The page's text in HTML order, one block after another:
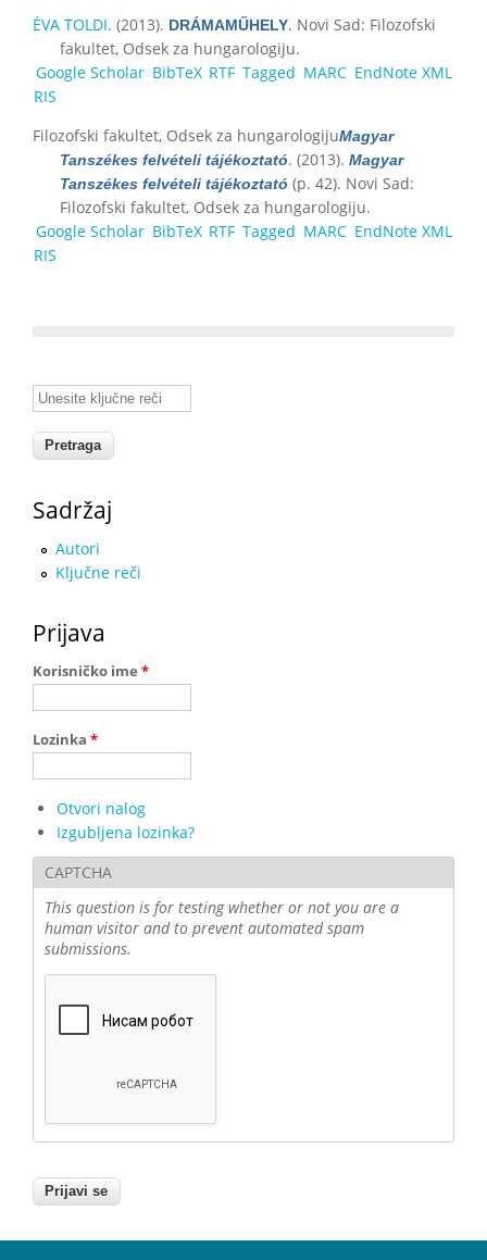
ÉVA TOLDI. (2013). DRÁMAMŰHELY. Novi Sad: Filozofski
fakultet, Odsek za hungarologiju.
Google Scholar BibTeX RTF Tagged MARC EndNote XML
RIS
Filozofski fakultet, Odsek za hungarologijuMagyar
Tanszékes felvételi tájékoztató. (2013). Magyar
Tanszékes felvételi tájékoztató (p. 42). Novi Sad:
Filozofski fakultet, Odsek za hungarologiju.
Google Scholar BibTeX RTF Tagged MARC EndNote XML
RIS
Unesite ključne reči
Sadržaj
Autori
Ključne reči
Prijava
Korisničko ime *
Lozinka *
Otvori nalog
Izgubljena lozinka?
CAPTCHA
This question is for testing whether or not you are a
human visitor and to prevent automated spam
submissions.